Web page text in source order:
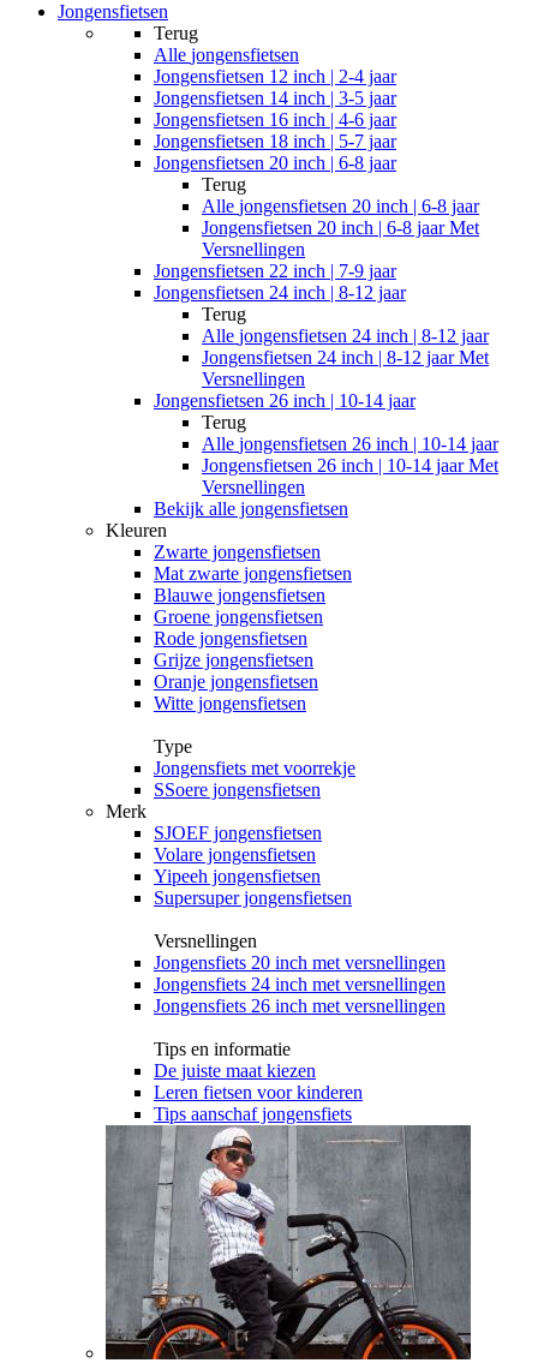
Jongensfietsen
Terug
Alle jongensfietsen
Jongensfietsen 12 inch | 2-4 jaar
Jongensfietsen 14 inch | 3-5 jaar
Jongensfietsen 16 inch | 4-6 jaar
Jongensfietsen 18 inch | 5-7 jaar
Jongensfietsen 20 inch | 6-8 jaar
Terug
Alle jongensfietsen 20 inch | 6-8 jaar
Jongensfietsen 20 inch | 6-8 jaar Met
Versnellingen
Jongensfietsen 22 inch | 7-9 jaar
Jongensfietsen 24 inch | 8-12 jaar
Terug
Alle jongensfietsen 24 inch | 8-12 jaar
Jongensfietsen 24 inch | 8-12 jaar Met
Versnellingen
Jongensfietsen 26 inch | 10-14 jaar
Terug
Alle jongensfietsen 26 inch | 10-14 jaar
Jongensfietsen 26 inch | 10-14 jaar Met
Versnellingen
Bekijk alle jongensfietsen
Kleuren
Zwarte jongensfietsen
Mat zwarte jongensfietsen
Blauwe jongensfietsen
Groene jongensfietsen
Rode jongensfietsen
Grijze jongensfietsen
Oranje jongensfietsen
Witte jongensfietsen
Type
Jongensfiets met voorrekje
SSoere jongensfietsen
Merk
SJOEF jongensfietsen
Volare jongensfietsen
Yipeeh jongensfietsen
Supersuper jongensfietsen
Versnellingen
Jongensfiets 20 inch met versnellingen
Jongensfiets 24 inch met versnellingen
Jongensfiets 26 inch met versnellingen
Tips en informatie
De juiste maat kiezen
Leren fietsen voor kinderen
Tips aanschaf jongensfiets